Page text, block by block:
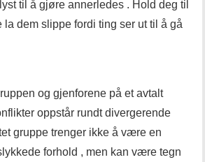
til å gjøre annerledes . Hold deg til
la dem slippe fordi ting ser ut til å gå
og gjenforene på et avtalt
oppstår rundt divergerende
gruppe trenger ikke å være en
forhold , men kan være tegn